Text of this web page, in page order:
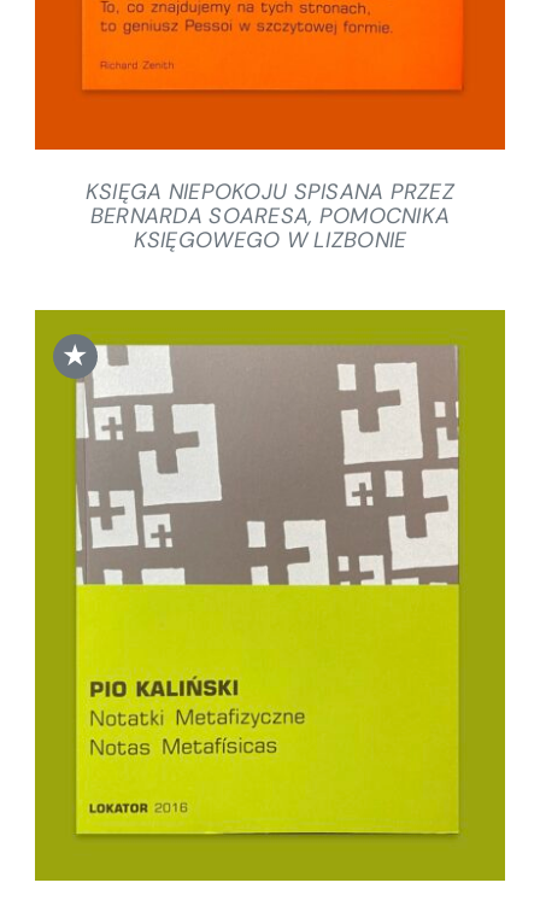
KSIĘGA NIEPOKOJU SPISANA PRZEZ
BERNARDA SOARESA, POMOCNIKA
KSIĘGOWEGO W LIZBONIE
★